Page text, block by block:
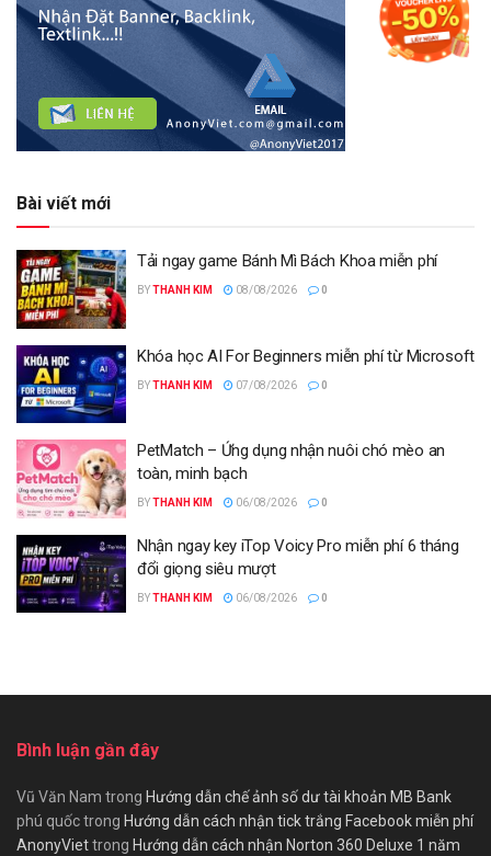
Bài viết mới
Tải ngay game Bánh Mì Bách Khoa miễn phí
BYTHANH KIM 08/08/2026 0
Khóa học AI For Beginners miễn phí từ Microsoft
BYTHANH KIM 07/08/2026 0
PetMatch – Ứng dụng nhận nuôi chó mèo an
toàn, minh bạch
BYTHANH KIM 06/08/2026 0
Nhận ngay key iTop Voicy Pro miễn phí 6 tháng
đổi giọng siêu mượt
BYTHANH KIM 06/08/2026 0
Bình luận gần đây
Vũ Văn Nam trong Hướng dẫn chế ảnh số dư tài khoản MB Bank
phú quốctrong Hướng dẫn cách nhận tick trắng Facebook miễn phí
AnonyViettrong Hướng dẫn cách nhận Norton 360 Deluxe 1 năm